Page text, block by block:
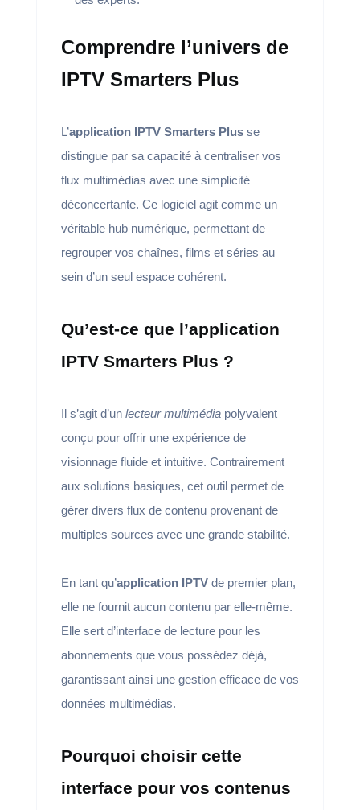
Comprendre l’univers de
IPTV Smarters Plus
L’application IPTV Smarters Plusse
distingue par sa capacité à centraliser vos
flux multimédias avec une simplicité
déconcertante. Ce logiciel agit comme un
véritable hub numérique, permettant de
regrouper vos chaînes, films et séries au
sein d’un seul espace cohérent.
Qu’est-ce que l’application
IPTV Smarters Plus ?
Il s’agit d’un lecteur multimédiapolyvalent
conçu pour offrir une expérience de
visionnage fluide et intuitive. Contrairement
aux solutions basiques, cet outil permet de
gérer divers flux de contenu provenant de
multiples sources avec une grande stabilité.
En tant qu’application IPTVde premier plan,
elle ne fournit aucun contenu par elle-même.
Elle sert d’interface de lecture pour les
abonnements que vous possédez déjà,
garantissant ainsi une gestion efficace de vos
données multimédias.
Pourquoi choisir cette
interface pour vos contenus